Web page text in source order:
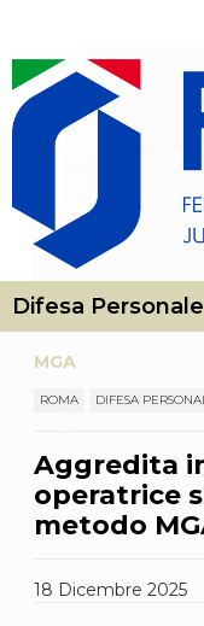
Norme e
Classifica
MGA
ROMA DIFESA
Aggredita
operatrice
metodo
18 Dicembre2025